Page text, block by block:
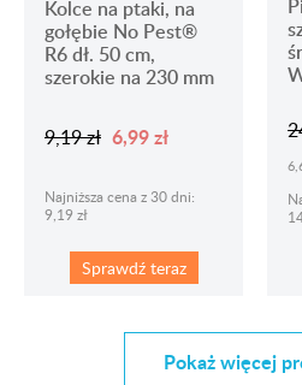
Kolce na ptaki, na
gołębie No Pest®
R6 dł. 50 cm,
szerokie na 230 mm
9,19 zł 6,99 zł
Najniższa cena z 30 dni:
9,19 zł
Sprawdź teraz
Pokaż więcej